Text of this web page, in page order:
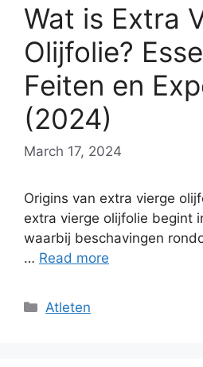
Wat is Extra
Olijfolie?
Feiten en
(2024)
March 17, 2024
Origins van extra vierge
extra vierge olijfolie begint
waarbij beschavingen
… Read more
Categories
Atleten